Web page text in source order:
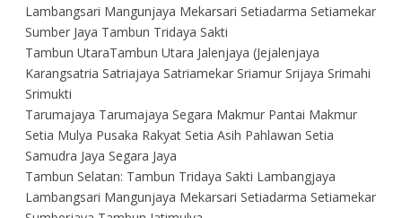
Lambangsari Mangunjaya Mekarsari Setiadarma Setiamekar
Sumber Jaya Tambun Tridaya Sakti
Tambun UtaraTambun Utara Jalenjaya (Jejalenjaya
Karangsatria Satriajaya Satriamekar Sriamur Srijaya Srimahi
Srimukti
Tarumajaya Tarumajaya Segara Makmur Pantai Makmur
Setia Mulya Pusaka Rakyat Setia Asih Pahlawan Setia
Samudra Jaya Segara Jaya
Tambun Selatan: Tambun Tridaya Sakti Lambangjaya
Lambangsari Mangunjaya Mekarsari Setiadarma Setiamekar